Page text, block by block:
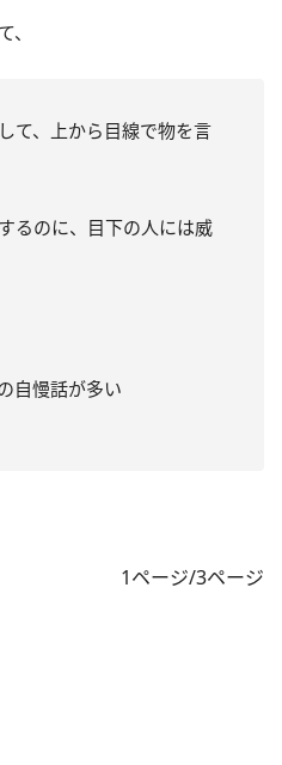
て、上から目線で物を言
るのに、目下の人には威
自慢話が多い
1ページ/3ページ